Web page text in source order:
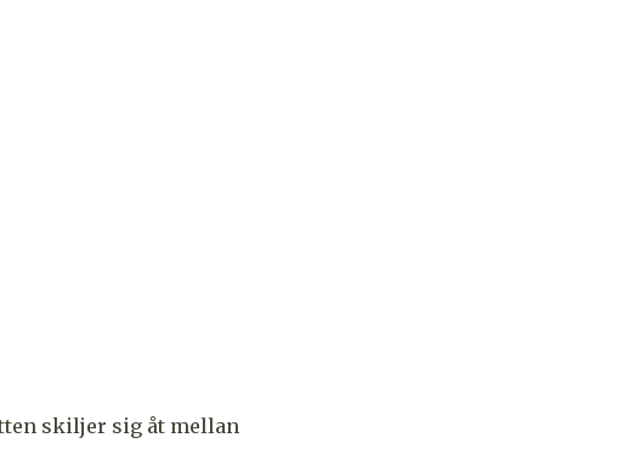
skiljer sig åt mellan